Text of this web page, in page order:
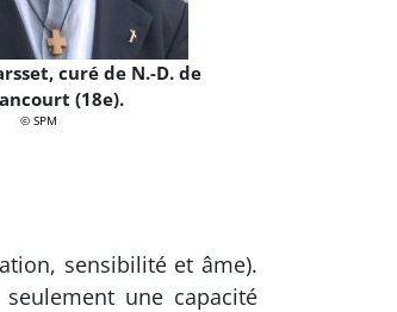
curé de N.-D. de
(18e).
© SPM
sensibilité et âme).
une capacité